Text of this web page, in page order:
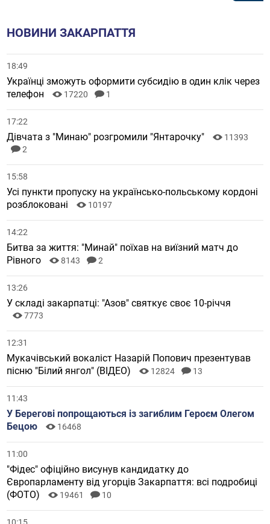
НОВИНИ ЗАКАРПАТТЯ
18:49
Українці зможуть оформити субсидію в один клік через
телефон
17220 1
17:22
Дівчата з "Минаю" розгромили "Янтарочку"
11393
2
15:58
Усі пункти пропуску на українсько-польському кордоні
розблоковані
10197
14:22
Битва за життя: "Минай" поїхав на виїзний матч до
Рівного
8143 2
13:26
У складі закарпатці: "Азов" святкує своє 10-річчя
7773
12:31
Мукачівський вокаліст Назарій Попович презентував
пісню "Білий янгол" (ВІДЕО)
12824 13
11:43
У Берегові попрощаються із загиблим Героєм Олегом
Бецою
16468
11:00
"Фідес" офіційно висунув кандидатку до
Європарламенту від угорців Закарпаття: всі подробиці
(ФОТО)
19461 10